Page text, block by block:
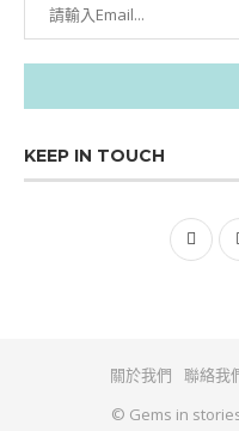
KEEP IN TOUCH
關於我們 聯絡我
© Gems in